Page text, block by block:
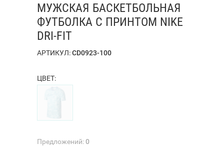
МУЖСКАЯ БАСКЕТБОЛЬНАЯ
ФУТБОЛКА С ПРИНТОМ NIKE
DRI-FIT
АРТИКУЛ:CD0923-100
ЦВЕТ:
Предложений:0